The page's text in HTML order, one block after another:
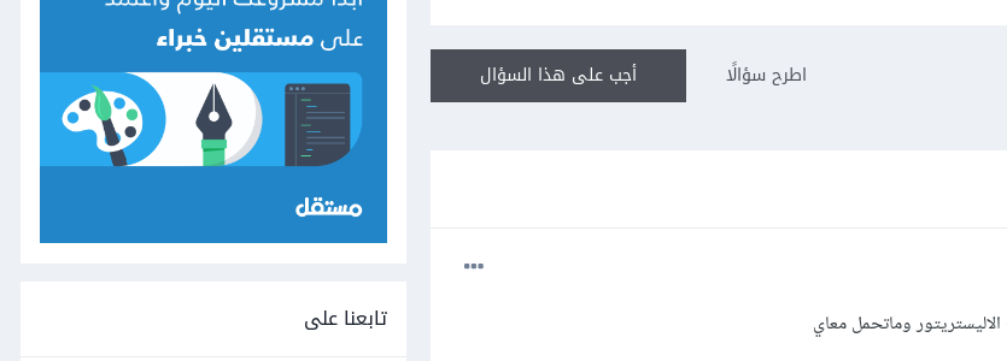
أجب على هذا السؤال اطرح سؤالًا
وماتحمل معاي تابعنا على